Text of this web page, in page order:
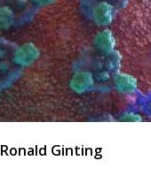
Ginting